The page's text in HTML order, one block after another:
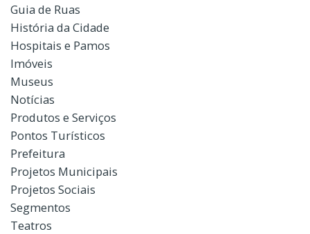
Guia de Ruas
História da Cidade
Hospitais e Pamos
Imóveis
Museus
Notícias
Produtos e Serviços
Pontos Turísticos
Prefeitura
Projetos Municipais
Projetos Sociais
Segmentos
Teatros